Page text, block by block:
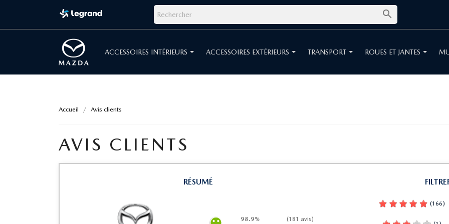

ACCESSOIRES INTÉRIEURS ACCESSOIRES EXTÉRIEURS TRANSPORT ROUES ET JANTES
Accueil Avis clients
AVIS CLIENTS
RÉSUMÉ
98.9% (181 avis)
(166)